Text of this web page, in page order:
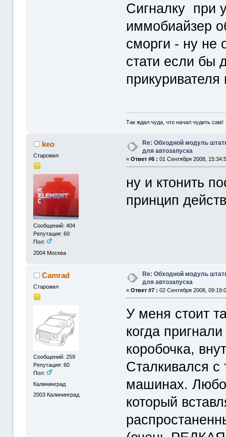
Сигналку при
иммобиайзер
сморги - ну не
стати если бы
прикуривателя
Так ждал чуда, что начал чудить сам!
keo
Старожил
Сообщений: 404
Репутация: 60
Пол:
2004 Москва
Re: Обходной модуль
для автозапуска
«Ответ #6 : 01 Сентября 2008,
ну и ктонить
принцип
Camrad
Старожил
Сообщений: 259
Репутация: 60
Пол:
Калининград
2003 Калининград
Re: Обходной модуль
для автозапуска
«Ответ #7 : 02 Сентября 2008,
У меня стоит
когда
коробочка,
Сталкивался
машинах.
который